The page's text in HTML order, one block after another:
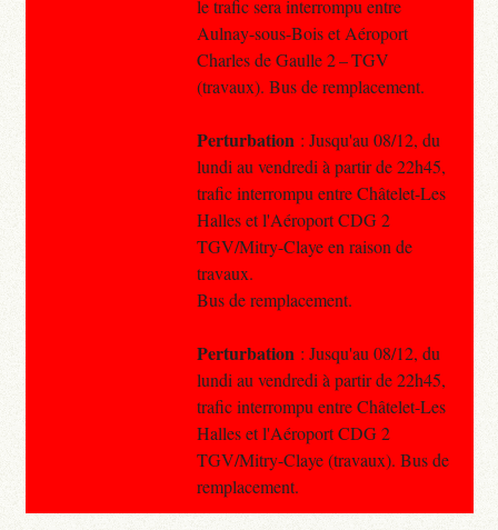
le trafic sera interrompu entre
Aulnay-sous-Bois et Aéroport
Charles de Gaulle 2 – TGV
(travaux). Bus de remplacement.
Perturbation : Jusqu'au 08/12, du
lundi au vendredi à partir de 22h45,
trafic interrompu entre Châtelet-Les
Halles et l'Aéroport CDG 2
TGV/Mitry-Claye en raison de
travaux.
Bus de remplacement.
Perturbation : Jusqu'au 08/12, du
lundi au vendredi à partir de 22h45,
trafic interrompu entre Châtelet-Les
Halles et l'Aéroport CDG 2
TGV/Mitry-Claye (travaux). Bus de
remplacement.